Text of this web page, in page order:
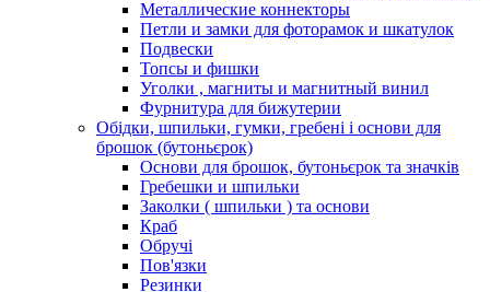
Металлические коннекторы
Петли и замки для фоторамок и шкатулок
Подвески
Топсы и фишки
Уголки , магниты и магнитный винил
Фурнитура для бижутерии
Обідки, шпильки, гумки, гребені і основи для
брошок (бутоньєрок)
Основи для брошок, бутоньєрок та значків
Гребешки и шпильки
Заколки ( шпильки ) та основи
Краб
Обручі
Пов'язки
Резинки